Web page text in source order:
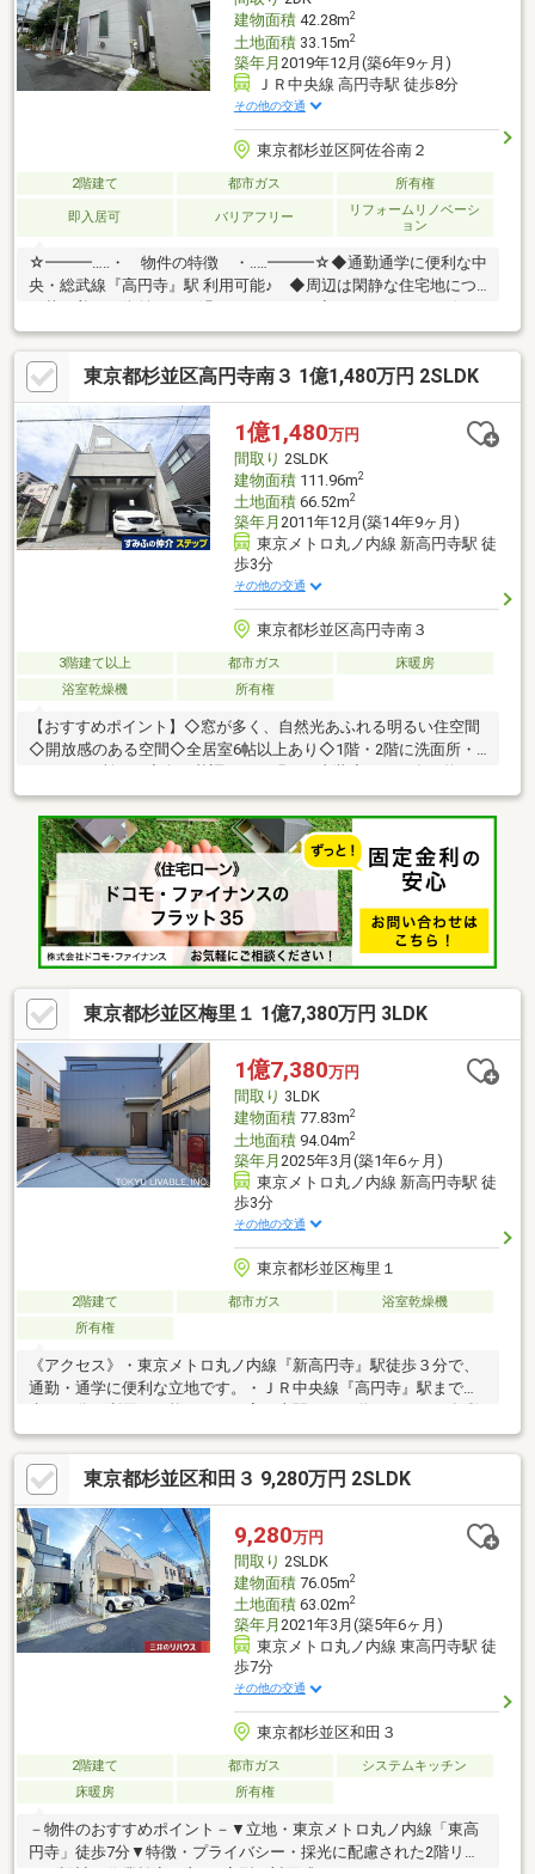
替・ハウスクリーニングなど
建物面積42.28m2
土地面積33.15m2
築年月 2019年12月(築6年9ヶ月)
ＪＲ中央線 高円寺駅 徒歩8分
その他の交通
東京都杉並区阿佐谷南２
2階建て 都市ガス 所有権
即入居可 バリアフリー
リフォームリノベーシ
ョン
☆━━━…‥・ 物件の特徴 ・‥…━━━☆◆通勤通学に便利な中
央・総武線『高円寺』駅 利用可能♪ ◆周辺は閑静な住宅地につ
ニ、公園等、生活環境良好♪◆小屋裏収納付き♪◆リフォーム内
容 ユニットバス、 キッチン交換、洗面化粧台、トイレ交換
インターホン交換、建具交換、クロス張替、フロアタイル上張
り、給湯器交換是非、現地をご確認ください！☆━━━…‥・
━☆━ ・‥…━━━☆
東京都杉並区高円寺南３ 1億1,480万円 2SLDK
1億1,480万円
間取り 2SLDK
建物面積111.96m2
土地面積66.52m2
築年月 2011年12月(築14年9ヶ月)
東京メトロ丸ノ内線 新高円寺駅 徒
歩3分
その他の交通
東京都杉並区高円寺南３
3階建て以上 都市ガス
床暖房
浴室乾燥機
所有権
【おすすめポイント】◇窓が多く、自然光あふれる明るい住空間
◇開放感のある空間◇全居室6帖以上あり◇1階・2階に洗面所・
帖）◇ガスコンロからIHに変更出来るよう対応済◇各フロア収納
あり、廊下等にも収納スペース確保済◇注文住宅(株式会社フルキ
スペースデザイン施工)◇北側隣接地路地上部分の為、通風良好
東京都杉並区梅里１ 1億7,380万円 3LDK
1億7,380万円
間取り 3LDK
建物面積77.83m2
土地面積94.04m2
築年月 2025年3月(築1年6ヶ月)
東京メトロ丸ノ内線 新高円寺駅 徒
歩3分
その他の交通
東京都杉並区梅里１
2階建て 都市ガス
浴室乾燥機
所有権
《アクセス》・東京メトロ丸ノ内線『新高円寺』駅徒歩３分で、
通勤・通学に便利な立地です。・ＪＲ中央線『高円寺』駅まで徒
なショップや飲食店が入っている商店街があります。《周辺環
境・立地条件》・駅周辺が商業地域や準商業地域であるのに対
し、この地は第一種低層住居専用地域の戸建てが広がる閑静な住
宅街。駅前の賑わいと閑静な暮らしを両方を享受できる立地で
す。《分譲・施工・構造》・令和７年３月築、木のぬくもりを感
じるＢＥＳＳ施工の旧注文住宅です。《道路・方位等》・前面道
路は通りぬけができないため、車の交通量が少ないのが特徴で
す。
東京都杉並区和田３ 9,280万円 2SLDK
9,280万円
間取り 2SLDK
建物面積76.05m2
土地面積63.02m2
築年月 2021年3月(築5年6ヶ月)
東京メトロ丸ノ内線 東高円寺駅 徒
歩7分
その他の交通
東京都杉並区和田３
2階建て 都市ガス
システムキッチン
床暖房
所有権
－物件のおすすめポイント－▼立地・東京メトロ丸ノ内線「東高
円寺」徒歩7分▼特徴・プライバシー・採光に配慮された2階リビ